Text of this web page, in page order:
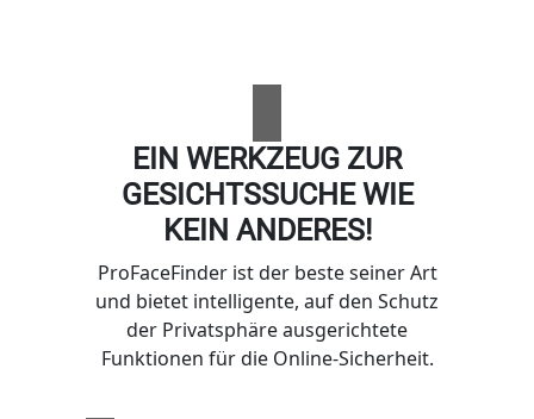
EIN WERKZEUG ZUR
GESICHTSSUCHE WIE
KEIN ANDERES!
ProFaceFinder ist der beste seiner Art
und bietet intelligente, auf den Schutz
der Privatsphäre ausgerichtete
Funktionen für die Online-Sicherheit.